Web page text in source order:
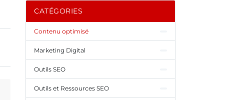
CATÉGORIES
Contenu optimisé
Marketing Digital
Outils SEO
Outils et Ressources SEO